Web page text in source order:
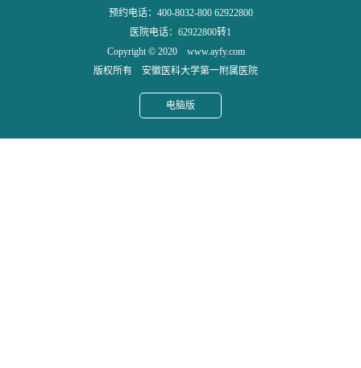
预约电话：400-8032-800 62922800
医院电话：62922800转1
Copyright © 2020 www.ayfy.com
版权所有 安徽医科大学第一附属医院
电脑版